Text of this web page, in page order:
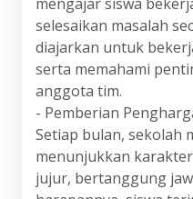
selesaikan masalah
diajarkan untuk
serta memahami
anggota tim.
- Pemberian
Setiap bulan, sekolah
menunjukkan
jujur, bertanggung